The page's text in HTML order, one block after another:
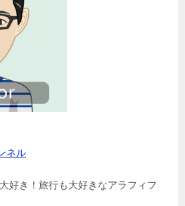
ネル
好き！旅行も大好きなアラフィフ